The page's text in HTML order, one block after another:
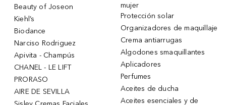
Beauty of Joseon
Kiehl’s
Biodance
Narciso Rodriguez
Apivita - Champús
CHANEL - LE LIFT
PRORASO
AIRE DE SEVILLA
mujer
Protección solar
Organizadores de maquillaje
Crema antiarrugas
Algodones smaquillantes
Aplicadores
Perfumes
Aceites de ducha
Aceites esenciales y de